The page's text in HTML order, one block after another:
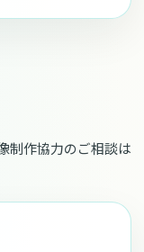
制作協力のご相談は